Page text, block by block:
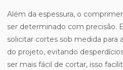
Além da espessura, o
ser determinado com precisão.
solicitar cortes sob medida para
do projeto, evitando
ser mais fácil de cortar, isso